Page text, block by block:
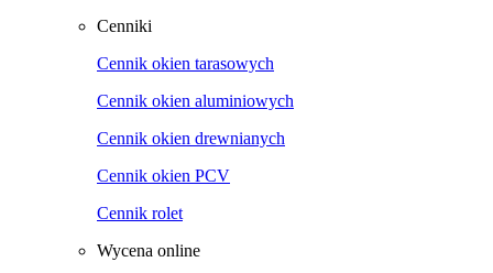
Cenniki
Cennik okien tarasowych
Cennik okien aluminiowych
Cennik okien drewnianych
Cennik okien PCV
Cennik rolet
Wycena online